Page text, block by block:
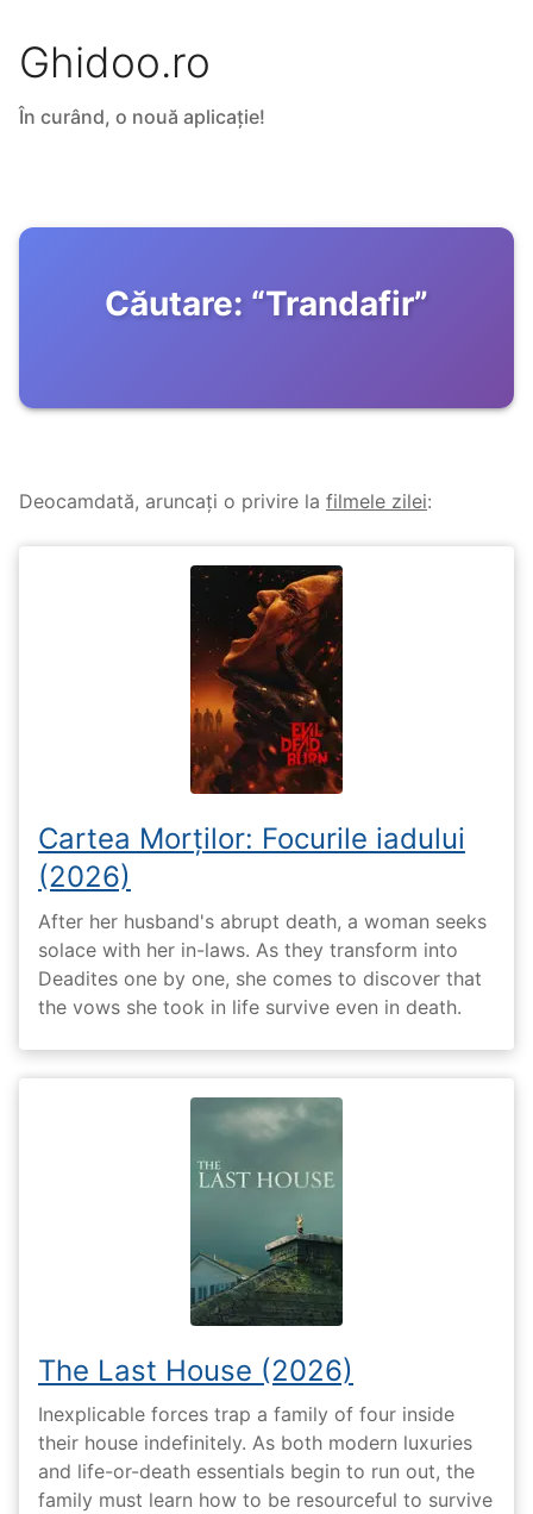
Ghidoo.ro
În curând, o nouă aplicație!
Căutare: “Trandafir”
Deocamdată, aruncați o privire la filmele zilei:
Cartea Morților: Focurile iadului
(2026)
After her husband's abrupt death, a woman seeks
solace with her in-laws. As they transform into
Deadites one by one, she comes to discover that
the vows she took in life survive even in death.
The Last House (2026)
Inexplicable forces trap a family of four inside
their house indefinitely. As both modern luxuries
and life-or-death essentials begin to run out, the
family must learn how to be resourceful to survive